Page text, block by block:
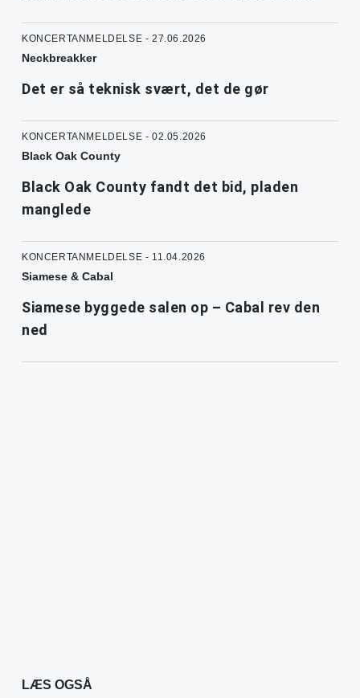
KONCERTANMELDELSE - 27.06.2026
Neckbreakker
Det er så teknisk svært, det de gør
KONCERTANMELDELSE - 02.05.2026
Black Oak County
Black Oak County fandt det bid, pladen
manglede
KONCERTANMELDELSE - 11.04.2026
Siamese & Cabal
Siamese byggede salen op – Cabal rev den
ned
LÆS OGSÅ